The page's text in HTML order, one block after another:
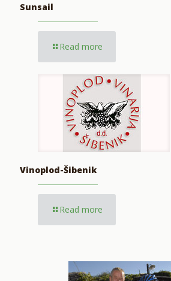
Sunsail
Read more
Vinoplod-Šibenik
Read more